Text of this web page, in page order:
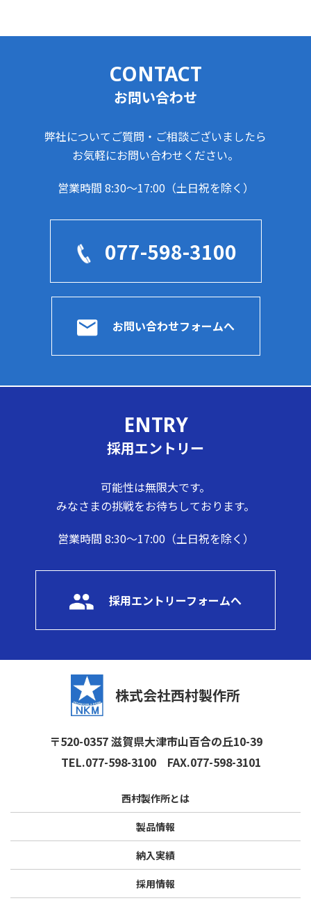
CONTACT
お問い合わせ
弊社についてご質問・ご相談ございましたら
お気軽にお問い合わせください。
営業時間 8:30～17:00（土日祝を除く）
077-598-3100
お問い合わせフォームへ
ENTRY
採用エントリー
可能性は無限大です。
みなさまの挑戦をお待ちしております。
営業時間 8:30～17:00（土日祝を除く）
採用エントリーフォームへ
株式会社西村製作所
〒520-0357 滋賀県大津市山百合の丘10-39
TEL.077-598-3100FAX.077-598-3101
西村製作所とは
製品情報
納入実績
採用情報